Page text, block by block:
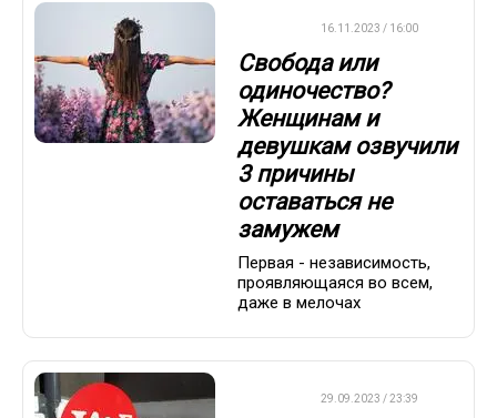
16.11.2023 / 16:00
Свобода или
одиночество?
Женщинам и
девушкам озвучили
3 причины
оставаться не
замужем
Первая - независимость,
проявляющаяся во всем,
даже в мелочах
29.09.2023 / 23:39